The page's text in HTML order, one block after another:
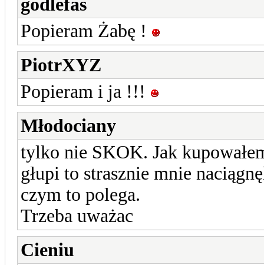
godlefas
Popieram Żabę !
PiotrXYZ
Popieram i ja !!!
Młodociany
tylko nie SKOK. Jak
głupi to strasznie mnie
czym to polega.
Trzeba uważac
Cieniu